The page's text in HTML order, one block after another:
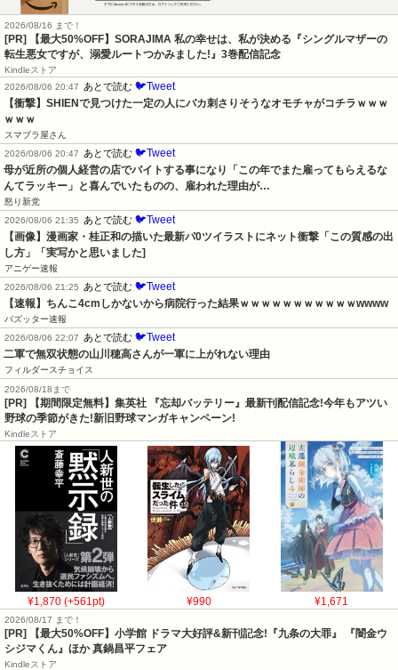
2026/08/16 まで！
[PR] 【最大50%OFF】SORAJIMA 私の幸せは、私が決める『シングルマザーの
転生悪女ですが、溺愛ルートつかみました!』3巻配信記念
Kindleストア
2026/08/06 20:47
あとで読む 🐦Tweet
【衝撃】SHIENで見つけた一定の人にバカ刺さりそうなオモチャがコチラｗｗｗ
ｗｗｗ
スマブラ屋さん
2026/08/06 20:47
あとで読む 🐦Tweet
母が近所の個人経営の店でバイトする事になり「この年でまた雇ってもらえるな
んてラッキー」と喜んでいたものの、雇われた理由が…
怒り新党
2026/08/06 21:35
あとで読む 🐦Tweet
【画像】漫画家・桂正和の描いた最新パ0ツイラストにネット衝撃「この質感の出
し方」「実写かと思いました]
アニゲー速報
2026/08/06 21:25
あとで読む 🐦Tweet
【速報】ちんこ4cmしかないから病院行った結果ｗｗｗｗｗｗｗｗｗｗｗwwww
バズッター速報
2026/08/06 22:07
あとで読む 🐦Tweet
二軍で無双状態の山川穂高さんが一軍に上がれない理由
フィルダースチョイス
2026/08/18まで
[PR] 【期間限定無料】集英社 『忘却バッテリー』最新刊配信記念!今年もアツい
野球の季節がきた!新旧野球マンガキャンペーン!
Kindleストア
¥1,870 (+561pt) ¥990 ¥1,671
2026/08/17 まで！
[PR] 【最大50%OFF】小学館 ドラマ大好評&新刊記念!『九条の大罪』 『闇金ウ
シジマくん』ほか 真鍋昌平フェア
Kindleストア